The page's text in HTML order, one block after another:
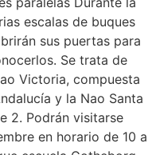
escalas de buques
sus puertas para
Se trata de
Victoria, compuesta
y la Nao Santa
2. Podrán visitarse
en horario de 10 a